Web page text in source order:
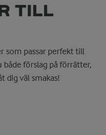
TILL
som passar perfekt till
förslag på förrätter,
väl smakas!